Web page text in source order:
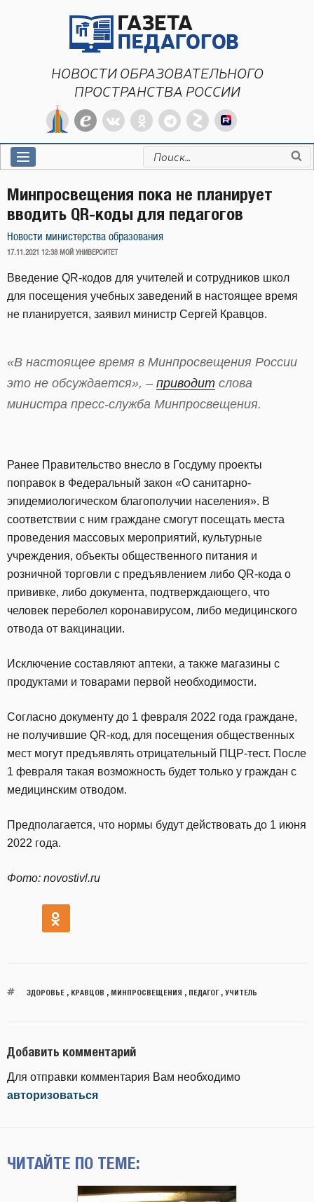
НОВОСТИ ОБРАЗОВАТЕЛЬНОГО
ПРОСТРАНСТВА РОССИИ
Искать:
Минпросвещения пока не планирует
вводить QR-коды для педагогов
Новости министерства образования
ОПУБЛИКОВАНО
17.11.2021 12:38 МОЙ УНИВЕРСИТЕТ
Введение QR-кодов для учителей и сотрудников школ
для посещения учебных заведений в настоящее время
не планируется, заявил министр Сергей Кравцов.
«В настоящее время в Минпросвещения России
это не обсуждается», – приводит слова
министра пресс-служба Минпросвещения.
Ранее Правительство внесло в Госдуму проекты
поправок в Федеральный закон «О санитарно-
эпидемиологическом благополучии населения». В
соответствии с ним граждане смогут посещать места
проведения массовых мероприятий, культурные
учреждения, объекты общественного питания и
розничной торговли с предъявлением либо QR-кода о
прививке, либо документа, подтверждающего, что
человек переболел коронавирусом, либо медицинского
отвода от вакцинации.
Исключение составляют аптеки, а также магазины с
продуктами и товарами первой необходимости.
Согласно документу до 1 февраля 2022 года граждане,
не получившие QR-код, для посещения общественных
мест могут предъявлять отрицательный ПЦР-тест. После
1 февраля такая возможность будет только у граждан с
медицинским отводом.
Предполагается, что нормы будут действовать до 1 июня
2022 года.
Фото: novostivl.ru
ЗДОРОВЬЕ, КРАВЦОВ МИНПРОСВЕЩЕНИЯ ПЕДАГОГ, УЧИТЕЛЬ
Добавить комментарий
Для отправки комментария Вам необходимо
авторизоваться
ЧИТАЙТЕ ПО ТЕМЕ: